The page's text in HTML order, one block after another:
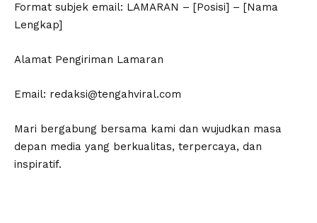
Format subjek email: LAMARAN – [Posisi] – [Nama
Lengkap]
Alamat Pengiriman Lamaran
Email: redaksi@tengahviral.com
Mari bergabung bersama kami dan wujudkan masa
depan media yang berkualitas, terpercaya, dan
inspiratif.